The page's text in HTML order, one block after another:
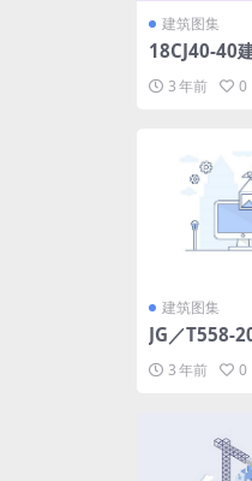
建筑图集
18CJ40-40
3 年前 0
建筑图集
JG／T558-
3 年前 0